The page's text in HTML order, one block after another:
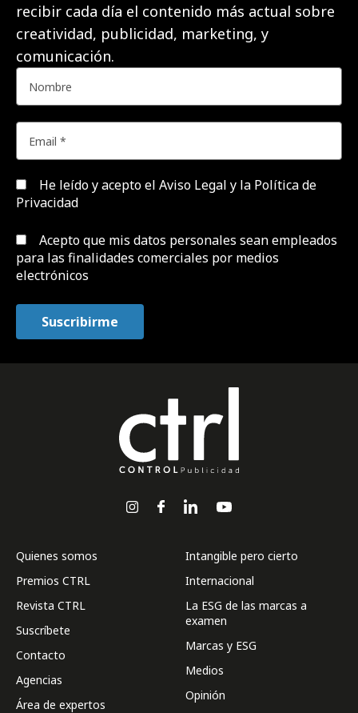
recibir cada día el contenido más actual sobre
creatividad, publicidad, marketing, y
comunicación.
He leído y acepto el Aviso Legal y la Política de
Privacidad
Acepto que mis datos personales sean empleados
para las finalidades comerciales por medios
electrónicos
Quienes somos
Premios CTRL
Revista CTRL
Suscríbete
Contacto
Agencias
Área de expertos
Intangible pero cierto
Internacional
La ESG de las marcas a
examen
Marcas y ESG
Medios
Opinión